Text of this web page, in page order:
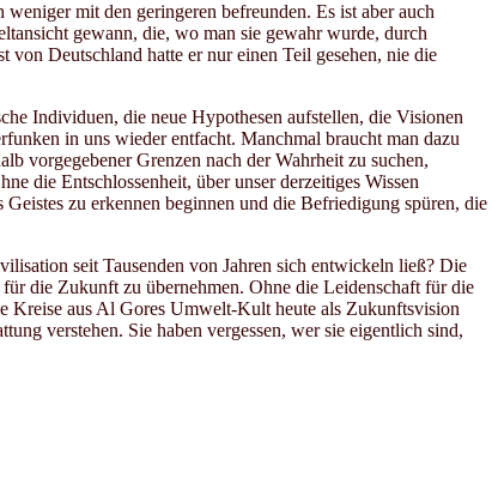
mit den geringeren befreunden. Es ist aber auch
gewann, die, wo man sie gewahr wurde, durch
von Deutschland hatte er nur einen Teil gesehen, nie die
Individuen, die neue Hypothesen aufstellen, die Visionen
in uns wieder entfacht. Manchmal braucht man dazu
vorgegebener Grenzen nach der Wahrheit zu suchen,
die Entschlossenheit, über unser derzeitiges Wissen
zu erkennen beginnen und die Befriedigung spüren, die
seit Tausenden von Jahren sich entwickeln ließ? Die
die Zukunft zu übernehmen. Ohne die Leidenschaft für die
Kreise aus Al Gores Umwelt-Kult heute als Zukunftsvision
verstehen. Sie haben vergessen, wer sie eigentlich sind,